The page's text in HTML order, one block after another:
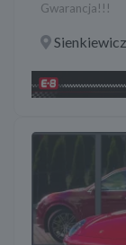
Gwarancja!!!